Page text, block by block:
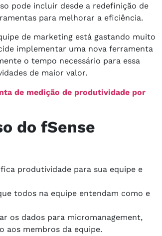
pode incluir desde a redefinição de
para melhorar a eficiência.
de marketing está gastando muito
implementar uma nova ferramenta
o tempo necessário para essa
de maior valor.
de medição de produtividade por
do fSense
produtividade para sua equipe e
todos na equipe entendam como e
os dados para micromanagement,
aos membros da equipe.